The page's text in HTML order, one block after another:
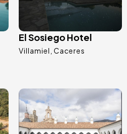
El Sosiego Hotel
Villamiel Caceres
Image